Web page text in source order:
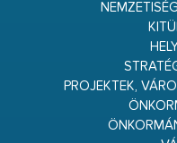
PROJEKTEK,